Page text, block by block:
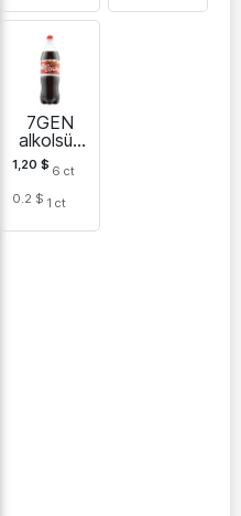
7GEN
alkolsüz
gazlı
içecek
1,20$ 6 ct
0.2 $ 1 ct